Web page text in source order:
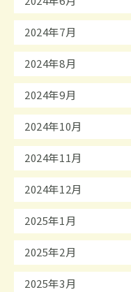
2024年7月
2024年8月
2024年9月
2024年10月
2024年11月
2024年12月
2025年1月
2025年2月
2025年3月